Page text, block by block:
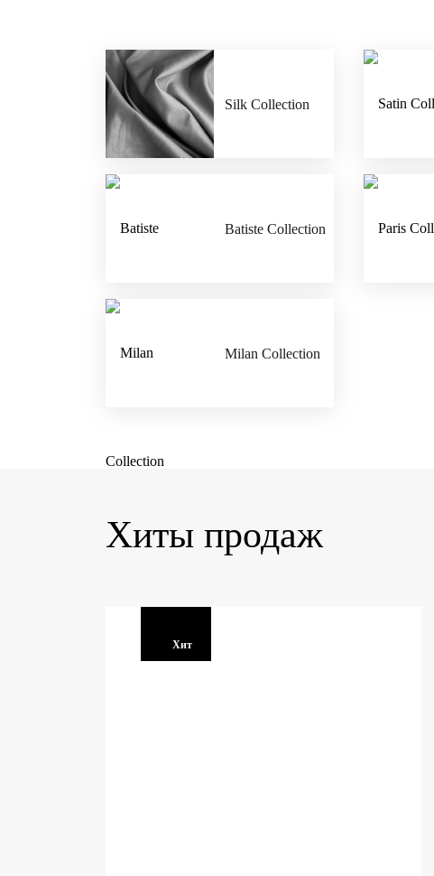
Silk Collection
Batiste Collection
Milan Collection
Хиты продаж